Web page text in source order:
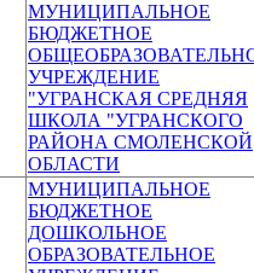
МУНИЦИПАЛЬНОЕ
БЮДЖЕТНОЕ
УЧРЕЖДЕНИЕ
"УГРАНСКАЯ СРЕДНЯЯ
ШКОЛА "УГРАНСКОГО
РАЙОНА СМОЛЕНСКОЙ
ОБЛАСТИ
МУНИЦИПАЛЬНОЕ
БЮДЖЕТНОЕ
ДОШКОЛЬНОЕ
ОБРАЗОВАТЕЛЬНОЕ